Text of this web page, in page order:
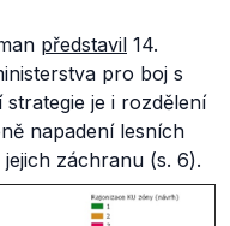
představil 14.
pro boj s
je i rozdělení
napadení lesních
záchranu (s. 6).